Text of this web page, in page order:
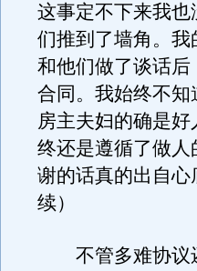
这事定不下来我
们推到了墙角。
和他们做了谈话
合同。我始终不
房主夫妇的确是
终还是遵循了做
谢的话真的出自
续）
不管多难协议